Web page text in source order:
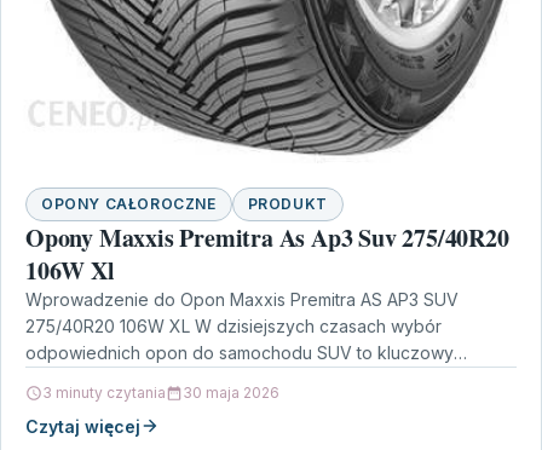
OPONY CAŁOROCZNE PRODUKT
Opony Maxxis Premitra As Ap3 Suv 275/40R20
106W Xl
Wprowadzenie do Opon Maxxis Premitra AS AP3 SUV
275/40R20 106W XL W dzisiejszych czasach wybór
odpowiednich opon do samochodu SUV to kluczowy
3 minuty czytania 30 maja 2026
Czytaj więcej